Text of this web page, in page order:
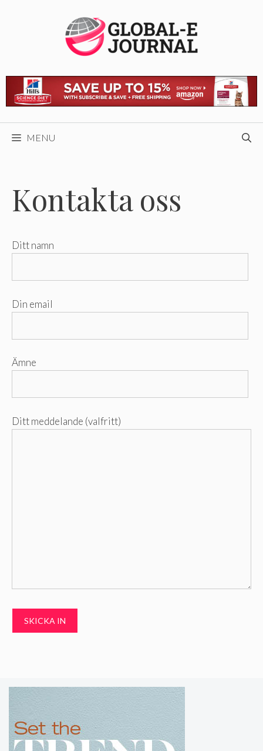
MENU
Kontakta oss
Ditt namn
Din email
Ämne
Ditt meddelande (valfritt)